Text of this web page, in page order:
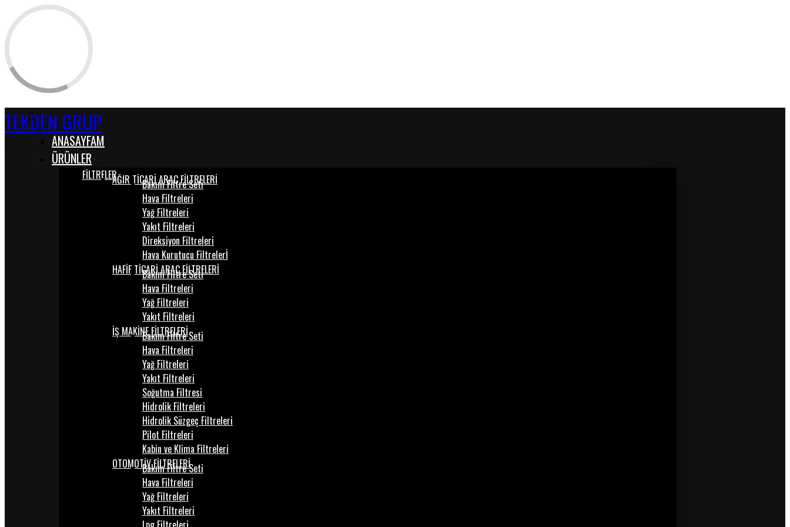
TEKDEN GRUP
ANASAYFAM
ÜRÜNLER
FİLTRELERAĞIR TİCARİ ARAÇ FİLTRELERİ
Bakım Filtre Seti
Hava Filtreleri
Yağ Filtreleri
Yakıt Filtreleri
Direksiyon Filtreleri
Hava Kurutucu Filtrelerİ
HAFİF TİCARİ ARAÇ FİLTRELERİ
Bakım Filtre Seti
Hava Filtreleri
Yağ Filtreleri
Yakıt Filtreleri
İŞ MAKİNE FİLTRELERİ
Bakım Filtre Seti
Hava Filtreleri
Yağ Filtreleri
Yakıt Filtreleri
Soğutma Filtresi
Hidrolik Filtreleri
Hidrolik Süzgeç Filtreleri
Pilot Filtreleri
Kabin ve Klima Filtreleri
OTOMOTİV FİLTRELERİ
Bakım Filtre Seti
Hava Filtreleri
Yağ Filtreleri
Yakıt Filtreleri